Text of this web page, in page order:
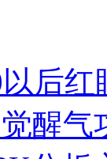
后红
醒气